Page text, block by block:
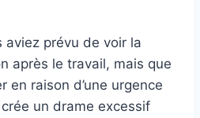
aviez prévu de voir la
après le travail, mais que
en raison d’une urgence
un drame excessif